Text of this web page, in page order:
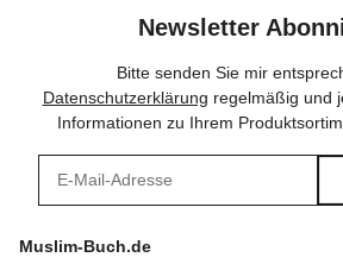
Newsletter
Bitte senden Sie mir
Datenschutzerklärung regelmäßig und
Informationen zu Ihrem
Muslim-Buch.de